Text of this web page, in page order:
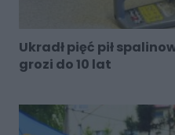
Ukradł pięć pił
grozi do 10 lat